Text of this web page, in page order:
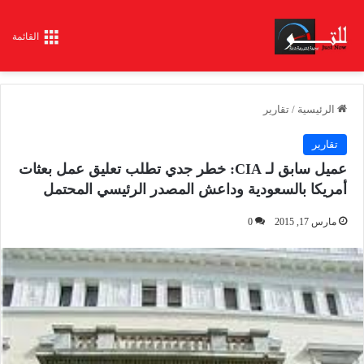
القائمة
الرئيسية / تقارير
تقارير
عميل سابق لـ CIA: خطر جدي تطلب تعليق عمل بعثات
أمريكا بالسعودية وداعش المصدر الرئيسي المحتمل
مارس 17, 2015 0